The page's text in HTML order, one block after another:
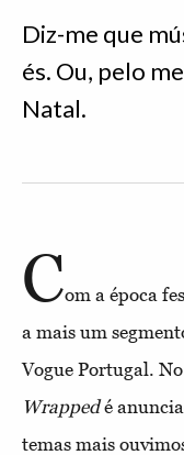
Diz-me que
és. Ou, pelo
Natal.
Com a época
a mais um
Vogue Portugal.
Wrappedé
temas mais